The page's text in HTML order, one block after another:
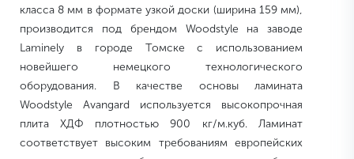
класса 8 мм в формате узкой доски (ширина 159 мм),
производится под брендом Woodstyle на заводе
Laminely в городе Томске с использованием
новейшего немецкого технологического
оборудования. В качестве основы ламината
Woodstyle Avangard используется высокопрочная
плита ХДФ плотностью 900 кг/м.куб. Ламинат
соответствует высоким требованиям европейских